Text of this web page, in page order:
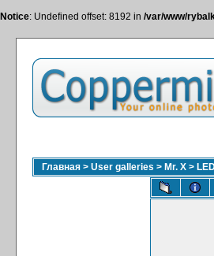
Notice: Undefined offset: 8192 in /var/www/
Главная > User galleries > Mr. X >